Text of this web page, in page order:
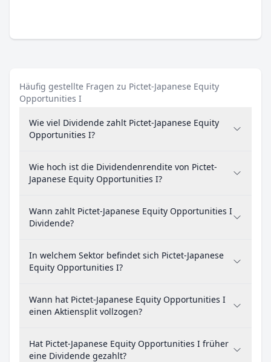
Häufig gestellte Fragen zu Pictet-Japanese Equity
Opportunities I
Wie viel Dividende zahlt Pictet-Japanese Equity
Opportunities I?
Wie hoch ist die Dividendenrendite von Pictet-
Japanese Equity Opportunities I?
Wann zahlt Pictet-Japanese Equity Opportunities I
Dividende?
In welchem Sektor befindet sich Pictet-Japanese
Equity Opportunities I?
Wann hat Pictet-Japanese Equity Opportunities I
einen Aktiensplit vollzogen?
Hat Pictet-Japanese Equity Opportunities I früher
eine Dividende gezahlt?